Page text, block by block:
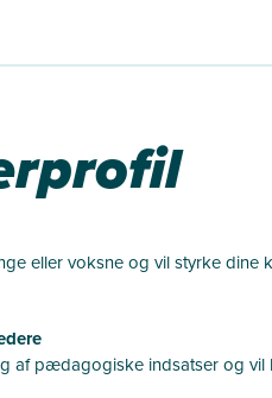
eller voksne og vil styrke dine
af pædagogiske indsatser og vil